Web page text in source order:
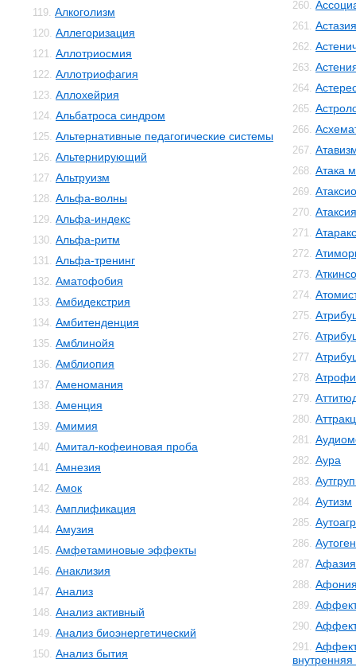
119. Алкоголизм
120. Аллегоризация
121. Аллотриосмия
122. Аллотриофагия
123. Аллохейрия
124. Альбатроса синдром
125. Альтернативные педагогические системы
126. Альтернирующий
127. Альтруизм
128. Альфа-волны
129. Альфа-индекс
130. Альфа-ритм
131. Альфа-тренинг
132. Аматофобия
133. Амбидекстрия
134. Амбитенденция
135. Амблинойя
136. Амблиопия
137. Аменомания
138. Аменция
139. Амимия
140. Амитал-кофеиновая проба
141. Амнезия
142. Амок
143. Амплификация
144. Амузия
145. Амфетаминовые эффекты
146. Анаклизия
147. Анализ
148. Анализ активный
149. Анализ биоэнергетический
150. Анализ бытия
260.
261. Астазия
262.
263.
264.
265.
266.
267.
268. Атака
269.
270. Атаксия
271.
272.
273.
274.
275.
276.
277.
278.
279.
280.
281.
282. Аура
283.
284. Аутизм
285.
286.
287. Афазия
288.
289. Аффект
290.
291.